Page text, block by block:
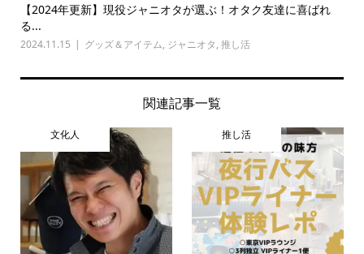
【2024年更新】現役ジャニオタが選ぶ！オタク友達に喜ばれ
る...
2024.11.15 グッズ＆アイテム, ジャニオタ, 推し活
関連記事一覧
文化人 推し活